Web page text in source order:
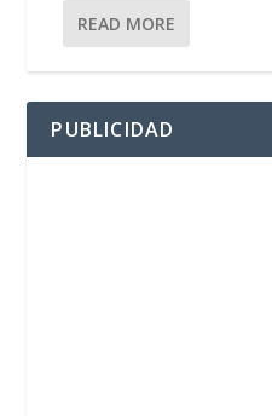
READ MORE
PUBLICIDAD